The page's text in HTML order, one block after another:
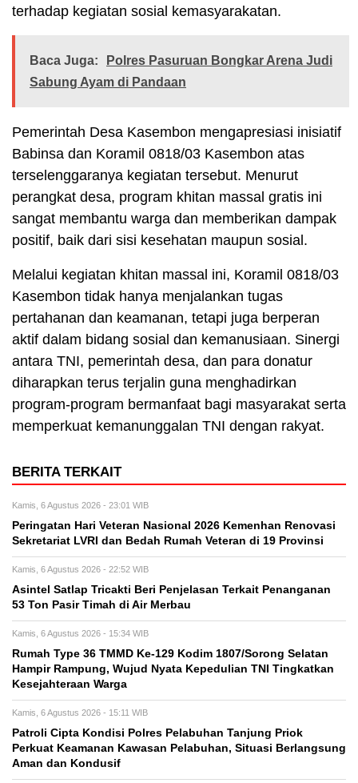
terhadap kegiatan sosial kemasyarakatan.
Baca Juga:
Polres Pasuruan Bongkar Arena Judi
Sabung Ayam di Pandaan
Pemerintah Desa Kasembon mengapresiasi inisiatif
Babinsa dan Koramil 0818/03 Kasembon atas
terselenggaranya kegiatan tersebut. Menurut
perangkat desa, program khitan massal gratis ini
sangat membantu warga dan memberikan dampak
positif, baik dari sisi kesehatan maupun sosial.
Melalui kegiatan khitan massal ini, Koramil 0818/03
Kasembon tidak hanya menjalankan tugas
pertahanan dan keamanan, tetapi juga berperan
aktif dalam bidang sosial dan kemanusiaan. Sinergi
antara TNI, pemerintah desa, dan para donatur
diharapkan terus terjalin guna menghadirkan
program-program bermanfaat bagi masyarakat serta
memperkuat kemanunggalan TNI dengan rakyat.
BERITA TERKAIT
Kamis, 6 Agustus 2026 - 23:01 WIB
Peringatan Hari Veteran Nasional 2026 Kemenhan Renovasi
Sekretariat LVRI dan Bedah Rumah Veteran di 19 Provinsi
Kamis, 6 Agustus 2026 - 22:52 WIB
Asintel Satlap Tricakti Beri Penjelasan Terkait Penanganan
53 Ton Pasir Timah di Air Merbau
Kamis, 6 Agustus 2026 - 15:34 WIB
Rumah Type 36 TMMD Ke-129 Kodim 1807/Sorong Selatan
Hampir Rampung, Wujud Nyata Kepedulian TNI Tingkatkan
Kesejahteraan Warga
Kamis, 6 Agustus 2026 - 15:11 WIB
Patroli Cipta Kondisi Polres Pelabuhan Tanjung Priok
Perkuat Keamanan Kawasan Pelabuhan, Situasi Berlangsung
Aman dan Kondusif